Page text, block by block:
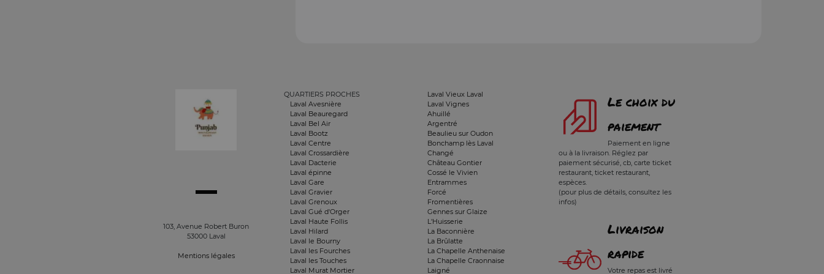
103, Avenue Robert Buron
53000 Laval
Mentions légales
QUARTIERS PROCHES
Laval Avesnière
Laval Beauregard
Laval Bel Air
Laval Bootz
Laval Centre
Laval Crossardière
Laval Dacterie
Laval épinne
Laval Gare
Laval Gravier
Laval Grenoux
Laval Gué d'Orger
Laval Haute Follis
Laval Hilard
Laval le Bourny
Laval les Fourches
Laval les Touches
Laval Murat Mortier
Laval Vieux Laval
Laval Vignes
Ahuillé
Argentré
Beaulieu sur Oudon
Bonchamp lès Laval
Changé
Château Gontier
Cossé le Vivien
Entrammes
Forcé
Fromentières
Gennes sur Glaize
L'Huisserie
La Baconnière
La Brûlatte
La Chapelle Anthenaise
La Chapelle Craonnaise
Laigné
Le choix du
paiement
Paiement en ligne
ou à la livraison. Réglez par
paiement sécurisé, cb, carte ticket
restaurant, ticket restaurant,
espèces.
(pour plus de détails, consultez les
infos)
Livraison
rapide
Votre repas est livré